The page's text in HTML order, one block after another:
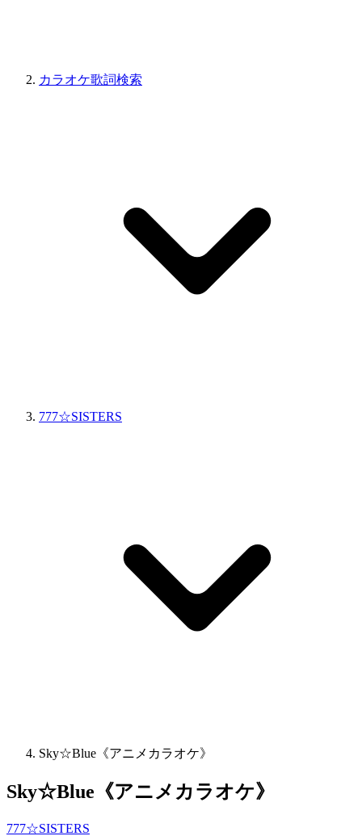
カラオケ歌詞検索
777☆SISTERS
Sky☆Blue《アニメカラオケ》
Sky☆Blue《アニメカラオケ》
777☆SISTERS